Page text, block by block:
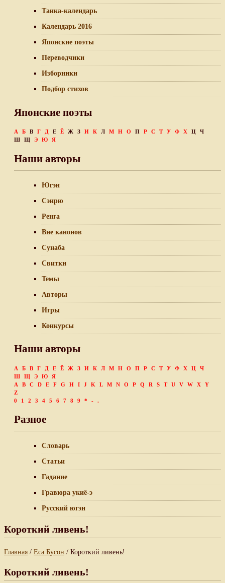
Танка-календарь
Календарь 2016
Японские поэты
Переводчики
Изборники
Подбор стихов
Японские поэты
А Б В Г Д Е Ё Ж З И К Л М Н О П Р С Т У Ф Х Ц
Ч
Ш
Щ Э Ю Я
Наши авторы
Югэн
Сэнрю
Ренга
Вне канонов
Сунаба
Свитки
Темы
Авторы
Игры
Конкурсы
Наши авторы
А Б В Г Д Е Ё Ж З И К Л М Н О П Р С Т У Ф Х Ц
Ч
Ш
Щ Э Ю
Я
A
B C D E F G H I J K L M N O P Q R S T U V W X
Y
Z
0
1 2 3 4 5 6 7 8 9 * - .
Разное
Словарь
Статьи
Гадание
Гравюра укиё-э
Русский югэн
Короткий ливень!
Главная / Еса Бусон / Короткий ливень!
Короткий ливень!